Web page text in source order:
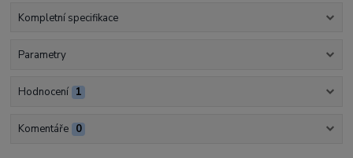
Kompletní specifikace
Parametry
Hodnocení 1
Komentáře 0